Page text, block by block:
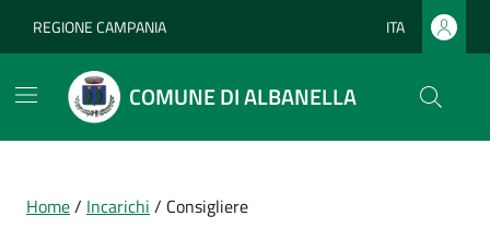
REGIONE CAMPANIA Lingua attiva:
ITA
COMUNE DI ALBANELLA
Home/ Incarichi / Consigliere